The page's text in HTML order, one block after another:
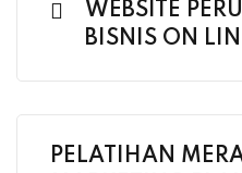
WEBSITE
BISNIS ON
PELATIHAN